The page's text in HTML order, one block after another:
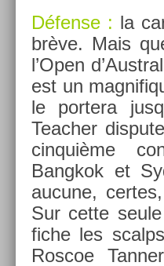
Défense : la
brève. Mais
l’Open
est un
le por­tera
Teach­er
cin­quiè­me
Bangkok et
aucune,
Sur cette
fiche les
Ros­coe